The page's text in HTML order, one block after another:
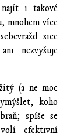
najít i takové
mnohem více
sice
nezvyšuje
(a ne moc
koho
spíše se
efektivní